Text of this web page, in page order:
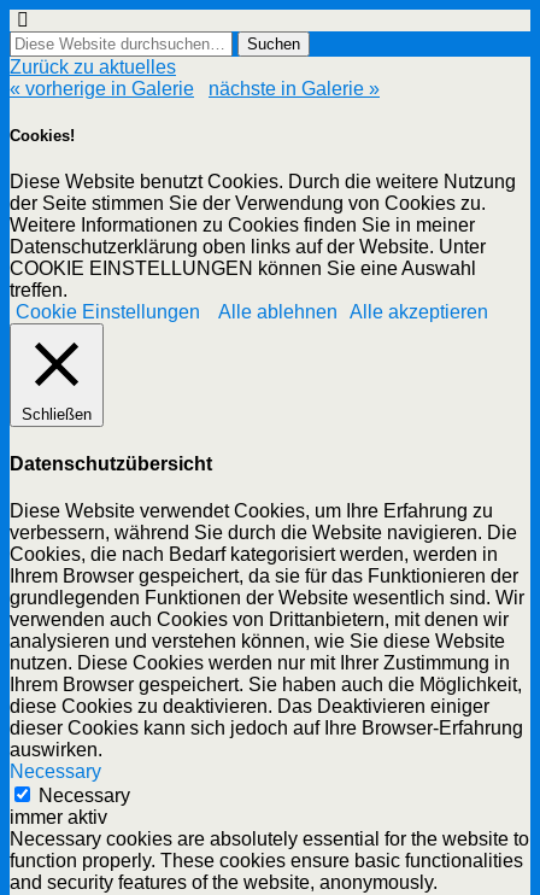
Zurück zu aktuelles
« vorherige in Galerie
nächste in Galerie »
Cookies!
Diese Website benutzt Cookies. Durch die weitere Nutzung
der Seite stimmen Sie der Verwendung von Cookies zu.
Weitere Informationen zu Cookies finden Sie in meiner
Datenschutzerklärung oben links auf der Website. Unter
COOKIE EINSTELLUNGEN können Sie eine Auswahl
treffen.
Cookie Einstellungen
Alle ablehnen Alle akzeptieren
Schließen
Datenschutzübersicht
Diese Website verwendet Cookies, um Ihre Erfahrung zu
verbessern, während Sie durch die Website navigieren. Die
Cookies, die nach Bedarf kategorisiert werden, werden in
Ihrem Browser gespeichert, da sie für das Funktionieren der
grundlegenden Funktionen der Website wesentlich sind. Wir
verwenden auch Cookies von Drittanbietern, mit denen wir
analysieren und verstehen können, wie Sie diese Website
nutzen. Diese Cookies werden nur mit Ihrer Zustimmung in
Ihrem Browser gespeichert. Sie haben auch die Möglichkeit,
diese Cookies zu deaktivieren. Das Deaktivieren einiger
dieser Cookies kann sich jedoch auf Ihre Browser-Erfahrung
auswirken.
Necessary
Necessary
immer aktiv
Necessary cookies are absolutely essential for the website to
function properly. These cookies ensure basic functionalities
and security features of the website, anonymously.